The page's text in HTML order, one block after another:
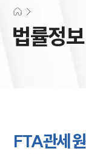
법률정보
FTA관세